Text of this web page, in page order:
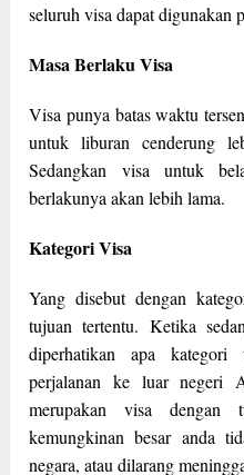
seluruh visa dapat digunakan
Masa Berlaku Visa
Visa punya batas waktu
untuk liburan cenderung
Sedangkan visa untuk
berlakunya akan lebih lama.
Kategori Visa
Yang disebut dengan
tujuan tertentu. Ketika
diperhatikan apa
perjalanan ke luar negeri
merupakan visa dengan
kemungkinan besar anda
negara, atau dilarang